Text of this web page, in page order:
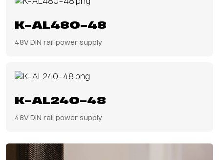
K-AL480-48
48V DIN rail power supply
K-AL240-48
48V DIN rail power supply